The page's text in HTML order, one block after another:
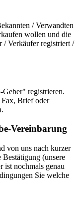
/ Verwandten
wollen und die
/ Verkäufer registriert /
Geber" registrieren.
Brief oder
Vereinbarung
von uns nach kurzer
(unsere
ist nochmals genau
Sie welche